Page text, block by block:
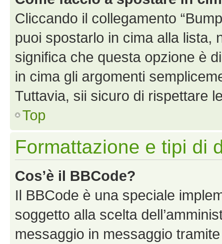
Cliccando il collegamento
puoi spostarlo in cima alla lista,
significa che questa opzione è
in cima gli argomenti
Tuttavia, sii sicuro di rispettare
Top
Formattazione e tipi di
Cos’è il BBCode?
Il BBCode è una speciale
soggetto alla scelta
messaggio in messaggio